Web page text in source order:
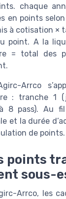
chaque
en points
à cotisation ×
point. A la
= total des
Arrco
: tranche 1
8 pass). Au
et la durée
de points.
points
sous-
Arrco, les